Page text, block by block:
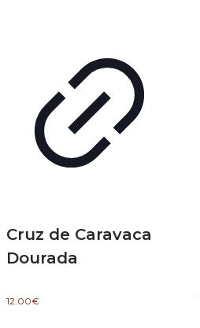
Cruz de Caravaca
Dourada
12.00€